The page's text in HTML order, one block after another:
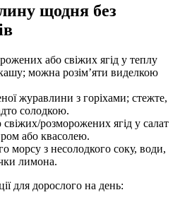
щодня без
або свіжих ягід у теплу
можна розім’яти виделкою
журавлини з горіхами; стежте,
солодкою.
розморожених ягід у салат
або квасолею.
морсу з несолодкого соку, води,
лимона.
для дорослого на день: